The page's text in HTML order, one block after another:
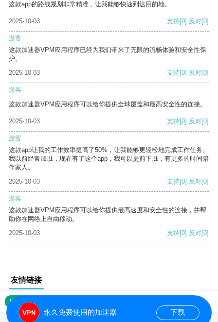
这款app的路线规划非常精准，让我能够快速到达目的地。
2025-10-03 支持[0] 反对[0]
游客
这款加速器VPM应用程序已经为我们带来了无限的流畅体验和安全性保
护。
2025-10-03
支持[0] 反对[0]
游客
这款加速器VPM应用程序可以给你提供全球覆盖和最高安全性的连接。
2025-10-03 支持[0] 反对[0]
游客
这款app让我的工作效率提高了50%，让我能够更轻松地完成工作任务。
我以前经常加班，现在有了这个app，我可以提前下班，有更多的时间陪
伴家人。
2025-10-03
支持[0] 反对[0]
游客
这款加速器VPM应用程序可以给你提供最高速度和安全性的连接，并帮
助你在网络上自由移动。
2025-10-03
支持[0] 反对[0]
友情链接
网站地图
永久免费使用的加速器 下载